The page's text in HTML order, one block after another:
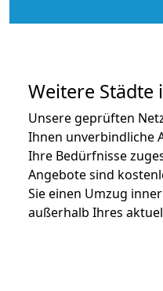
Weitere Städte
Unsere geprüften
Ihnen unverbindliche
Ihre Bedürfnisse
Angebote sind
Sie einen Umzug
außerhalb Ihres